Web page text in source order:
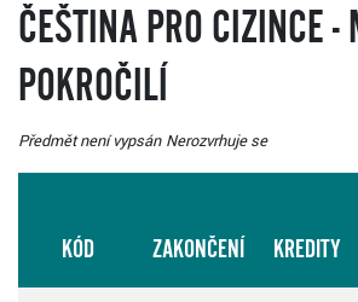
ČEŠTINA PRO CIZINCE -
POKROČILÍ
Předmět není vypsán Nerozvrhuje se
KÓD ZAKONČENÍ KREDITY